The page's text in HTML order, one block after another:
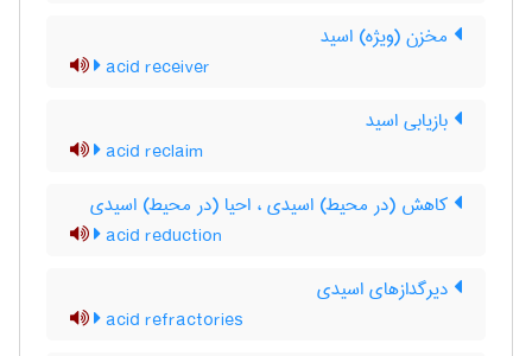
مخزن (ویژه) اسید
acid receiver
بازیابی اسید
acid reclaim
کاهش (در محیط) اسیدی ، احیا (در محیط) اسیدی
acid reduction
دیرگدازهای اسیدی
acid refractories